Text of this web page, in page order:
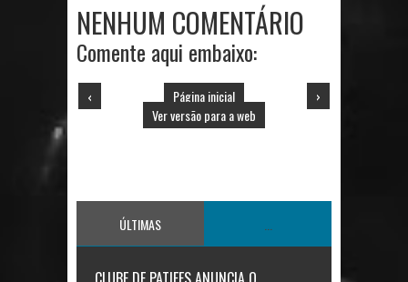
NENHUM COMENTÁRIO
Comente aqui embaixo:
‹ ›
Página inicial
Ver versão para a web
ÚLTIMAS